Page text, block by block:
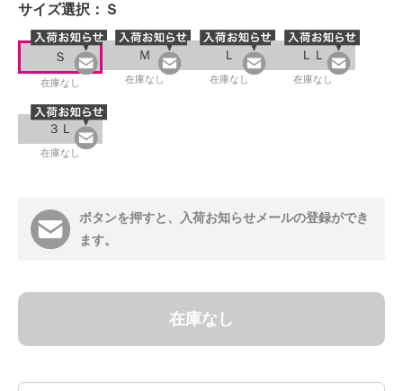
サイズ選択： Ｓ
Ｓ
在庫なし
Ｍ
在庫なし
Ｌ
在庫なし
ＬＬ
在庫なし
３Ｌ
在庫なし
ボタンを押すと、入荷お知らせメールの登録ができ
ます。
在庫なし